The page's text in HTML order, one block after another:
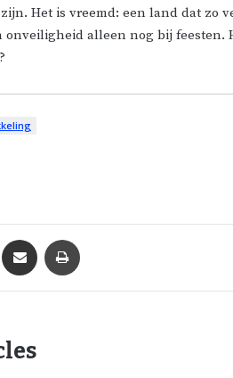
Het is vreemd: een land dat zo
alleen nog bij feesten.